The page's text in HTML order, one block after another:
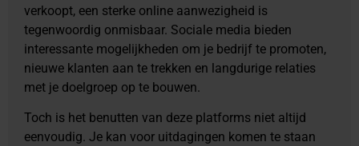
verkoopt, een sterke online aanwezigheid is
tegenwoordig onmisbaar. Sociale media bieden
interessante mogelijkheden om je bedrijf te promoten,
nieuwe klanten aan te trekken en langdurige relaties
met je doelgroep op te bouwen.
Toch is het benutten van deze platforms niet altijd
eenvoudig. Je kan voor uitdagingen komen te staan